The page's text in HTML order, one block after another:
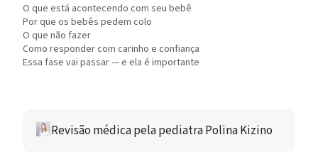
O que está acontecendo com seu bebê
Por que os bebês pedem colo
O que não fazer
Como responder com carinho e confiança
Essa fase vai passar — e ela é importante
Revisão médica pela pediatra Polina Kizino